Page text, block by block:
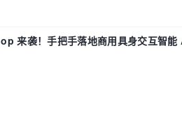
来袭！手把手落地商用具身交互智